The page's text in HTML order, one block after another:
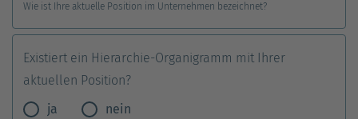
Wie ist Ihre aktuelle Position im Unternehmen bezeichnet?
Existiert ein Hierarchie-Organigramm mit Ihrer
aktuellen Position?
ja
nein